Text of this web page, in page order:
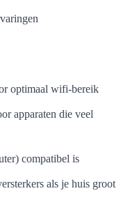
optimaal wifi-bereik
apparaten die veel
compatibel is
als je huis groot